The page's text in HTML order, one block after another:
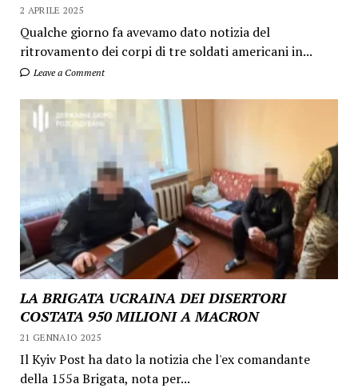
2 APRILE 2025
Qualche giorno fa avevamo dato notizia del
ritrovamento dei corpi di tre soldati americani in...
Leave a Comment
LA BRIGATA UCRAINA DEI DISERTORI
COSTATA 950 MILIONI A MACRON
21 GENNAIO 2025
Il Kyiv Post ha dato la notizia che l'ex comandante
della 155a Brigata, nota per...